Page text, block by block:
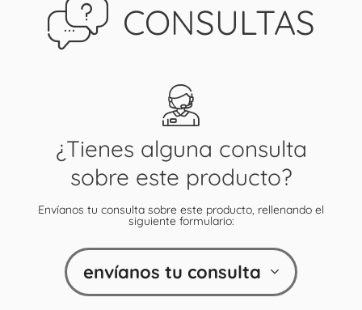
CONSULTAS
¿Tienes alguna consulta
sobre este producto?
Envíanos tu consulta sobre este producto, rellenando el
siguiente formulario:
envíanos tu consulta